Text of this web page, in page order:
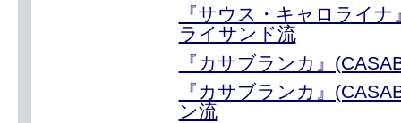
『サウス・キャロライ
ライサンド流
『カサブランカ』
『カサブランカ』
ン流